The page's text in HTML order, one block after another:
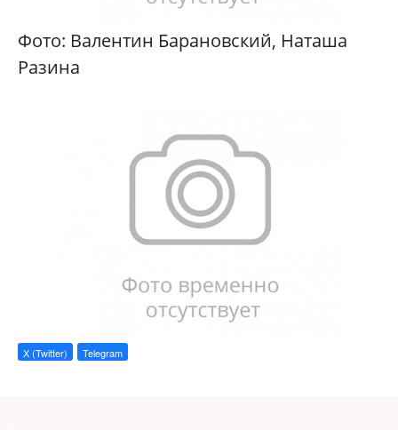
Фото: Валентин Барановский, Наташа
Разина
X (Twitter) Telegram